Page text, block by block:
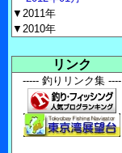
▼2011年
▼2010年
リンク
----- 釣りリンク集 ----